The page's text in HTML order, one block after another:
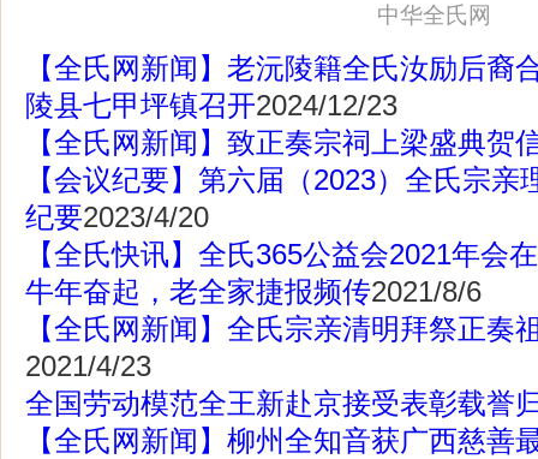
中华全氏网
【全氏网新闻】老沅陵籍全氏汝励后裔
陵县七甲坪镇召开2024/12/23
【全氏网新闻】致正奏宗祠上梁盛典贺
【会议纪要】第六届（2023）全氏宗亲
纪要2023/4/20
【全氏快讯】全氏365公益会2021年会
牛年奋起，老全家捷报频传2021/8/6
【全氏网新闻】全氏宗亲清明拜祭正奏
2021/4/23
全国劳动模范全王新赴京接受表彰载誉
【全氏网新闻】柳州全知音获广西慈善